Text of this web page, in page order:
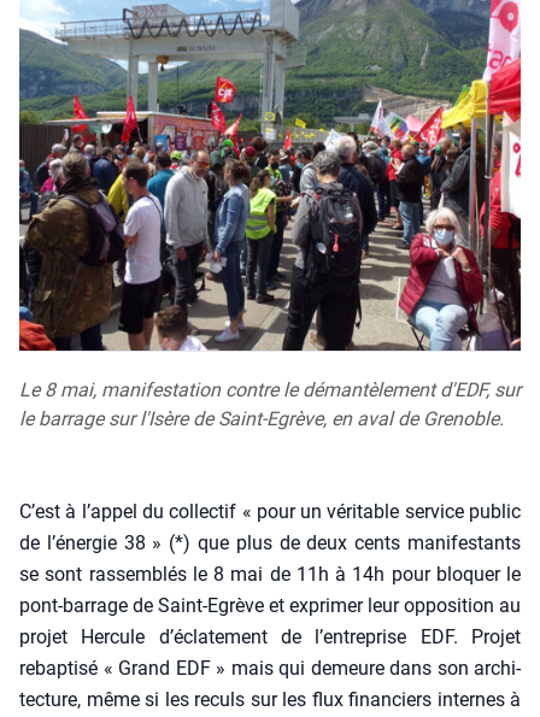
Le 8 mai, manifestation contre le démantèlement d'EDF, sur
le barrage sur l'Isère de Saint-Egrève, en aval de Grenoble.
C’est à l’appel du col­lec­tif « pour un véri­table ser­vice public
de l’énergie 38 » (*) que plus de deux cents mani­fes­tants
se sont ras­sem­blés le 8 mai de 11h à 14h pour blo­quer le
pont-bar­rage de Saint-Egrève et expri­mer leur oppo­si­tion au
pro­jet Her­cule d’éclatement de l’entreprise EDF. Pro­jet
rebap­ti­sé « Grand EDF » mais qui demeure dans son archi­
tec­ture, même si les reculs sur les flux finan­ciers internes à